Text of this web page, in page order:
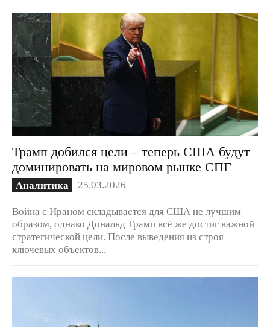
Трамп добился цели – теперь США будут
доминировать на мировом рынке СПГ
Аналитика 25.03.2026
Война с Ираном складывается для США не лучшим
образом, однако Дональд Трамп всё же достиг важной
стратегической цели. После выведения из строя
ключевых объектов...